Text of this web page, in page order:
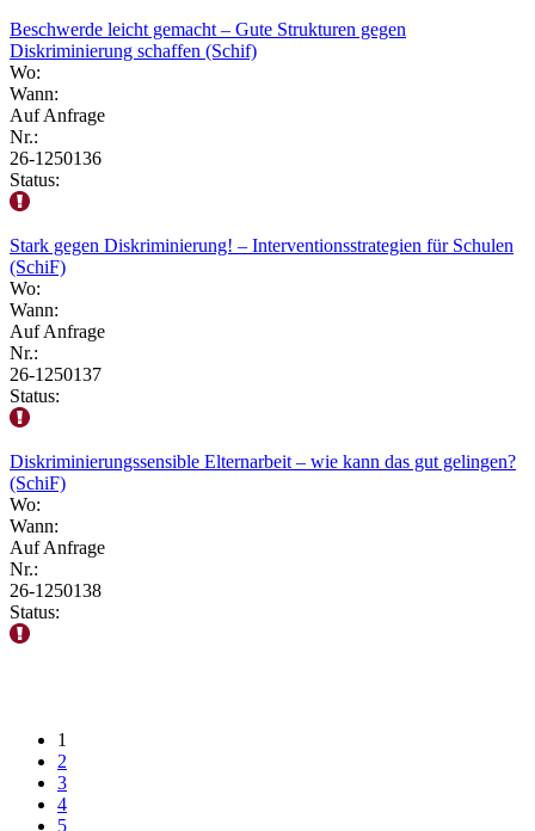
Beschwerde leicht gemacht – Gute Strukturen gegen
Diskriminierung schaffen (Schif)
Wo:
Wann:
Auf Anfrage
Nr.:
26-1250136
Status:
Stark gegen Diskriminierung! – Interventionsstrategien für Schulen
(SchiF)
Wo:
Wann:
Auf Anfrage
Nr.:
26-1250137
Status:
Diskriminierungssensible Elternarbeit – wie kann das gut gelingen?
(SchiF)
Wo:
Wann:
Auf Anfrage
Nr.:
26-1250138
Status:
1
2
3
4
5